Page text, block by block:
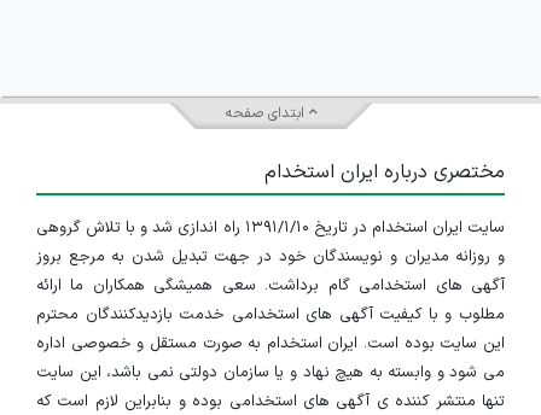
ابتدای صفحه
مختصری درباره ایران استخدام
سایت ایران استخدام در تاریخ ۱۳۹۱/۱/۱۰ راه اندازی شد و با تلاش گروهی
و روزانه مدیران و نویسندگان خود در جهت تبدیل شدن به مرجع بروز
آگهی های استخدامی گام برداشت. سعی همیشگی همکاران ما ارائه
مطلوب و با کیفیت آگهی های استخدامی خدمت بازدیدکنندگان محترم
این سایت بوده است. ایران استخدام به صورت مستقل و خصوصی اداره
می شود و وابسته به هیچ نهاد و یا سازمان دولتی نمی باشد، این سایت
تنها منتشر کننده ی آگهی های استخدامی بوده و بنابراین لازم است که